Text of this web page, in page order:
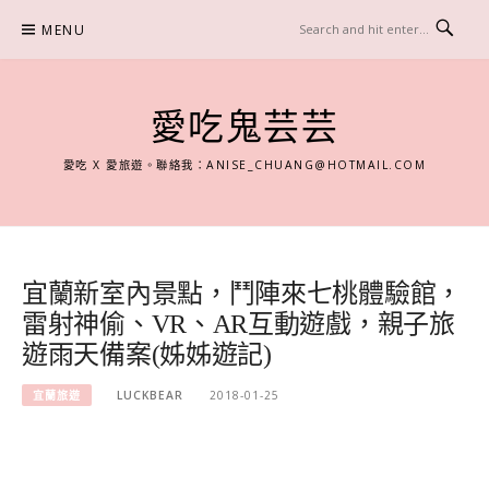
content
MENU
愛吃鬼芸芸
愛吃 X 愛旅遊。聯絡我：ANISE_CHUANG@HOTMAIL.COM
宜蘭新室內景點，鬥陣來七桃體驗館，
雷射神偷、VR、AR互動遊戲，親子旅
遊雨天備案(姊姊遊記)
宜蘭旅遊 LUCKBEAR 2018-01-25